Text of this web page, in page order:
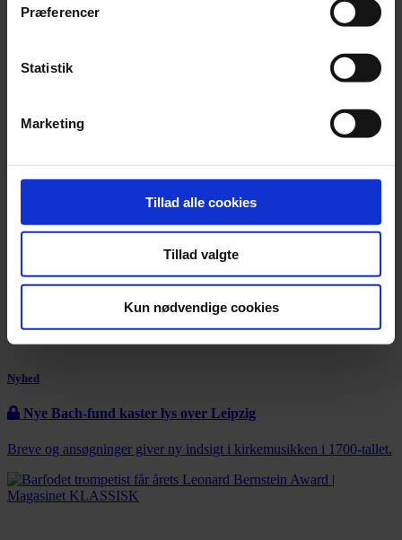
Præferencer
Statistik
Marketing
Tillad alle cookies
Tillad valgte
Kun nødvendige cookies
Nyhed
Nye Bach-fund kaster lys over Leipzig
Breve og ansøgninger giver ny indsigt i kirkemusikken i 1700-tallet.